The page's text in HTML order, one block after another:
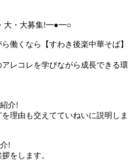
大・大募集!━●━○
働くなら【 すわき後楽中華そば】
レコレを学びながら成長できる環
介!
理由も交えてていねいに説明しま
!
をします。